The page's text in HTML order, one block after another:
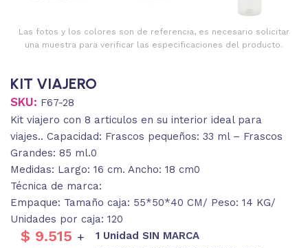
Las fotos y los colores son de referencia, es necesario solicitar
una muestra para verificar las especificaciones del producto.
KIT VIAJERO
SKU: F67-28
Kit viajero con 8 articulos en su interior ideal para
viajes.. Capacidad: Frascos pequeños: 33 ml – Frascos
Grandes: 85 ml.0
Medidas: Largo: 16 cm. Ancho: 18 cm0
Técnica de marca:
Empaque: Tamaño caja: 55*50*40 CM/ Peso: 14 KG/
Unidades por caja: 120
$ 9.515 +
1 Unidad SIN MARCA